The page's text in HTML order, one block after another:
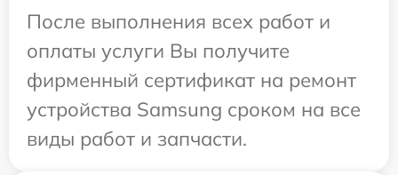
После выполнения всех работ и
оплаты услуги Вы получите
фирменный сертификат на ремонт
устройства Samsung сроком на все
виды работ и запчасти.